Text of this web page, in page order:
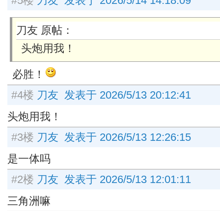
刀友 原帖：
头炮用我！
必胜！
#4楼 刀友 发表于 2026/5/13 20:12:41
头炮用我！
#3楼 刀友 发表于 2026/5/13 12:26:15
是一体吗
#2楼 刀友 发表于 2026/5/13 12:01:11
三角洲嘛